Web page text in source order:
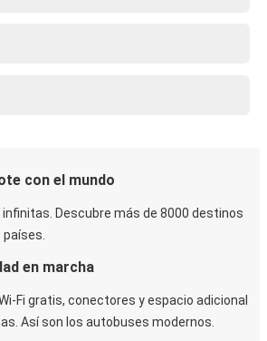
con el mundo
infinitas. Descubre más de 8000 destinos
en marcha
Fi gratis, conectores y espacio adicional
Así son los autobuses modernos.